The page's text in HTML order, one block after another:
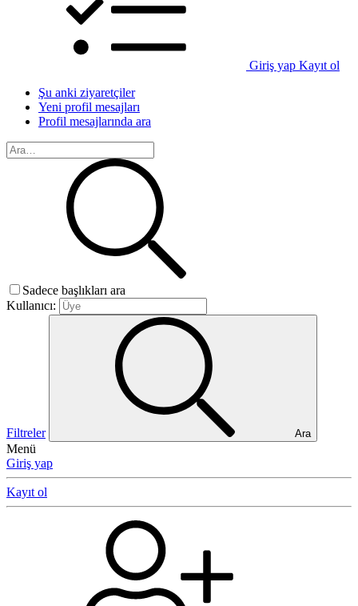
Giriş yap Kayıt ol
Şu anki ziyaretçiler
Yeni profil mesajları
Profil mesajlarında ara
Sadece başlıkları ara
Kullanıcı:
Filtreler Ara
Menü
Giriş yap
Kayıt ol